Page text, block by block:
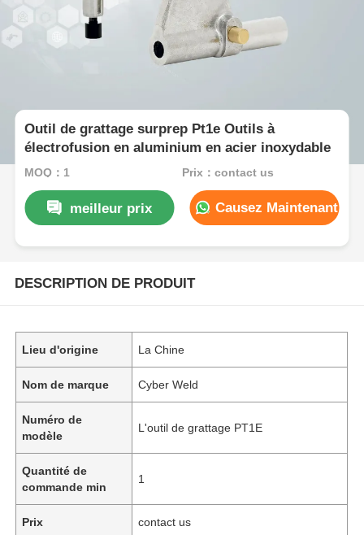
Outil de grattage surprep Pt1e Outils à
électrofusion en aluminium en acier inoxydable
MOQ：1 Prix：contact us
meilleur prix Causez Maintenant
DESCRIPTION DE PRODUIT
Lieu d'origine La Chine
Nom de marque Cyber Weld
Numéro de
modèle
L'outil de grattage PT1E
Quantité de
commande min
1
Prix contact us